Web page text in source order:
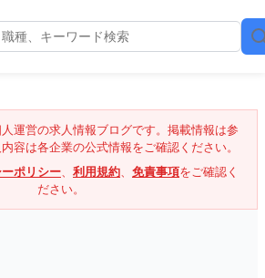
運営の求人情報ブログです。掲載情報は参
容は各企業の公式情報をご確認ください。
ポリシー、 利用規約、 免責事項をご確認く
ださい。